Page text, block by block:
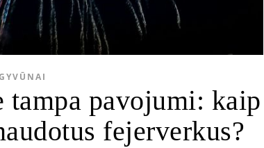
tampa pavojumi: kaip
fejerverkus?